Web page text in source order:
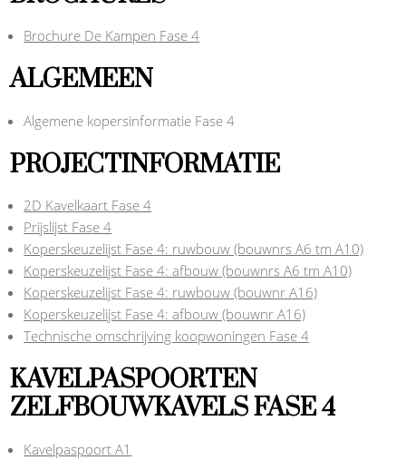
Brochure De Kampen Fase 4
ALGEMEEN
Algemene kopersinformatie Fase 4
PROJECTINFORMATIE
2D Kavelkaart Fase 4
Prijslijst Fase 4
Koperskeuzelijst Fase 4: ruwbouw (bouwnrs A6 tm A10)
Koperskeuzelijst Fase 4: afbouw (bouwnrs A6 tm A10)
Koperskeuzelijst Fase 4: ruwbouw (bouwnr A16)
Koperskeuzelijst Fase 4: afbouw (bouwnr A16)
Technische omschrijving koopwoningen Fase 4
KAVELPASPOORTEN
ZELFBOUWKAVELS FASE 4
Kavelpaspoort A1